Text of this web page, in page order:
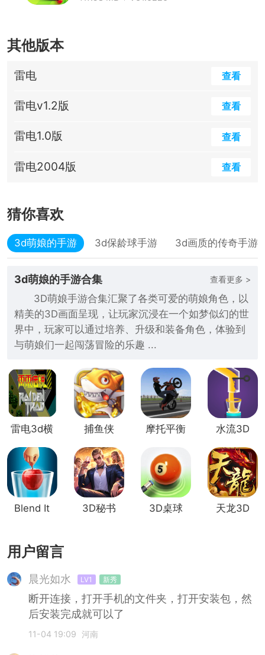
其他版本
雷电 查看
雷电v1.2版 查看
雷电1.0版 查看
雷电2004版 查看
猜你喜欢
3d萌娘的手游 3d保龄球手游 3d画质的传奇手游
3d萌娘的手游合集 查看更多 >
3D萌娘手游合集汇聚了各类可爱的萌娘角色，以
精美的3D画面呈现，让玩家沉浸在一个如梦似幻的世
界中，玩家可以通过培养、升级和装备角色，体验到
与萌娘们一起闯荡冒险的乐趣 ...
雷电3d横
捕鱼侠
摩托平衡
水流3D
Blend It
3D秘书 3D桌球 天龙3D
用户留言
晨光如水 LV1 新秀
断开连接，打开手机的文件夹，打开安装包，然
后安装完成就可以了
11-04 19:09 河南